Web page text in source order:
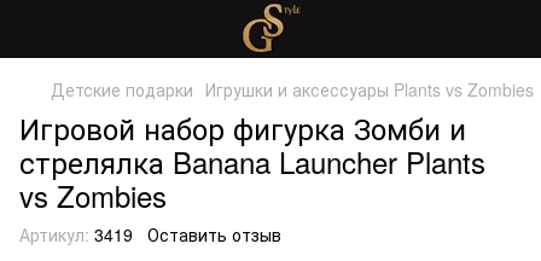
Детские подарки Игрушки и аксессуары Plants vs Zombies
Игровой набор фигурка Зомби и
стрелялка Banana Launcher Plants
vs Zombies
Артикул: 3419 Оставить отзыв